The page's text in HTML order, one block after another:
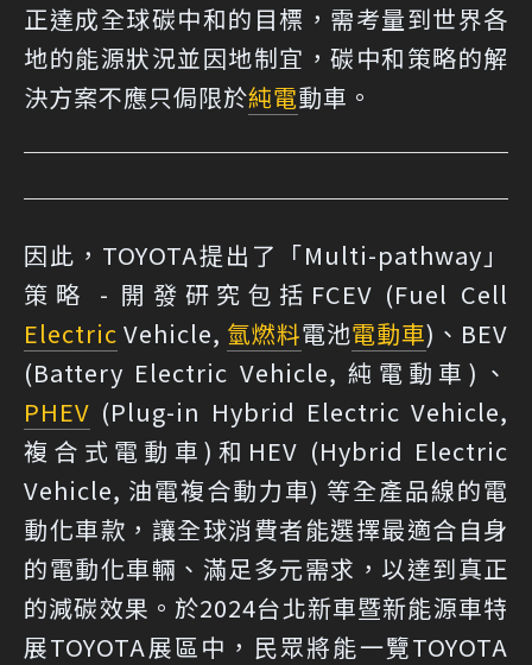
正達成全球碳中和的目標，需考量到世界各
地的能源狀況並因地制宜，碳中和策略的解
決方案不應只侷限於純電動車。
因此，TOYOTA提出了「Multi-pathway」
策略 - 開發研究包括FCEV (Fuel Cell
Electric Vehicle, 氫燃料電池電動車)、BEV
(Battery Electric Vehicle, 純電動車)、
PHEV (Plug-in Hybrid Electric Vehicle,
複合式電動車)和HEV (Hybrid Electric
Vehicle, 油電複合動力車) 等全產品線的電
動化車款，讓全球消費者能選擇最適合自身
的電動化車輛、滿足多元需求，以達到真正
的減碳效果。於2024台北新車暨新能源車特
展TOYOTA展區中，民眾將能一覽TOYOTA